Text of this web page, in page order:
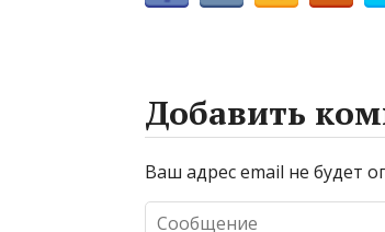
Добавить
Ваш адрес email не будет